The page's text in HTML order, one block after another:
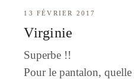
13 FÉVRIER 2017
Virginie
Superbe !!
Pour le pantalon,